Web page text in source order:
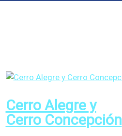
Cerro Alegre y
Cerro Concepción